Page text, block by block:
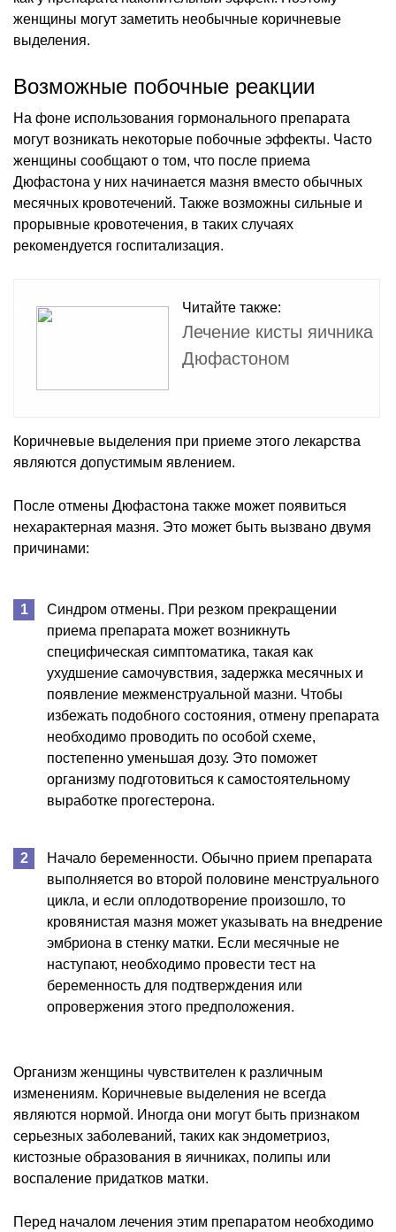
женщины могут заметить необычные коричневые
выделения.
Возможные побочные реакции
На фоне использования гормонального препарата
могут возникать некоторые побочные эффекты. Часто
женщины сообщают о том, что после приема
Дюфастона у них начинается мазня вместо обычных
месячных кровотечений. Также возможны сильные и
прорывные кровотечения, в таких случаях
рекомендуется госпитализация.
Читайте также:
Лечение кисты яичника
Дюфастоном
Коричневые выделения при приеме этого лекарства
являются допустимым явлением.
После отмены Дюфастона также может появиться
нехарактерная мазня. Это может быть вызвано двумя
причинами:
Синдром отмены. При резком прекращении
приема препарата может возникнуть
специфическая симптоматика, такая как
ухудшение самочувствия, задержка месячных и
появление межменструальной мазни. Чтобы
избежать подобного состояния, отмену препарата
необходимо проводить по особой схеме,
постепенно уменьшая дозу. Это поможет
организму подготовиться к самостоятельному
выработке прогестерона.
Начало беременности. Обычно прием препарата
выполняется во второй половине менструального
цикла, и если оплодотворение произошло, то
кровянистая мазня может указывать на внедрение
эмбриона в стенку матки. Если месячные не
наступают, необходимо провести тест на
беременность для подтверждения или
опровержения этого предположения.
Организм женщины чувствителен к различным
изменениям. Коричневые выделения не всегда
являются нормой. Иногда они могут быть признаком
серьезных заболеваний, таких как эндометриоз,
кистозные образования в яичниках, полипы или
воспаление придатков матки.
Перед началом лечения этим препаратом необходимо